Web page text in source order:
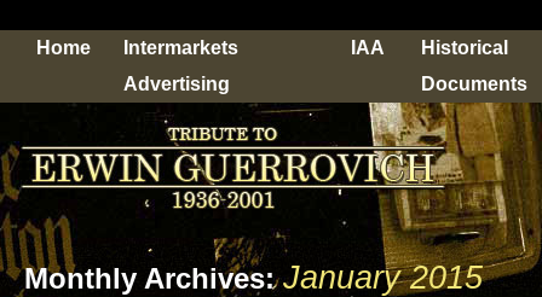
Home
Intermarkets
Advertising
IAA
Historical
Documents
Monthly Archives:January 2015